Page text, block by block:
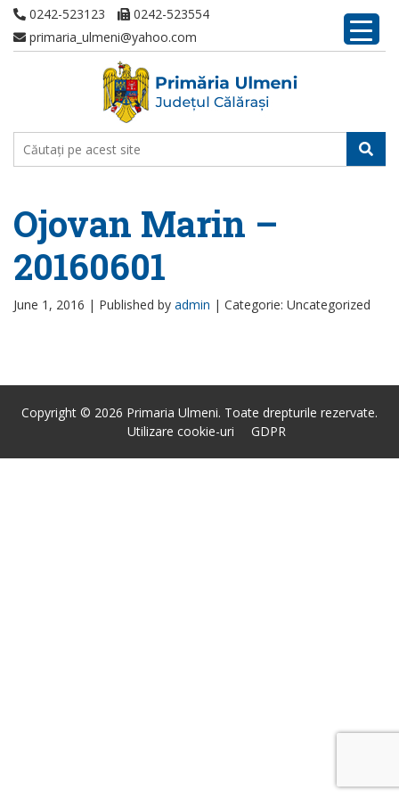
0242-523123
0242-523554
primaria_ulmeni@yahoo.com
Ojovan Marin –
20160601
June 1, 2016 | Published by admin | Categorie: Uncategorized
Copyright © 2026 Primaria Ulmeni. Toate drepturile rezervate.
Utilizare cookie-uri
GDPR